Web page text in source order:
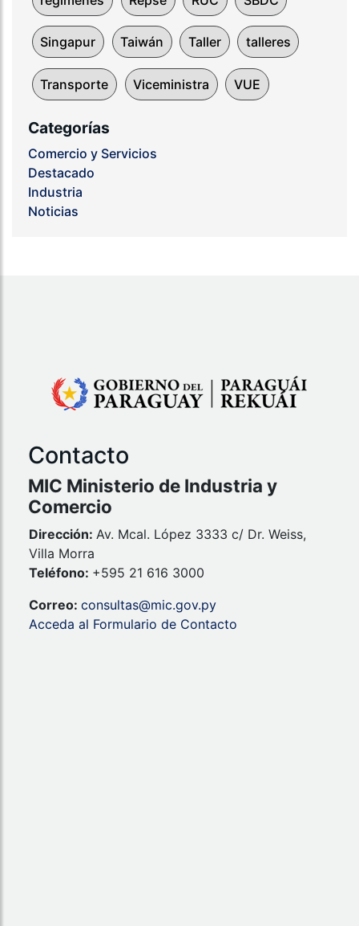
Singapur Taiwán Taller talleres
Transporte Viceministra VUE
Categorías
Comercio y Servicios
Destacado
Industria
Noticias
Contacto
MIC Ministerio de Industria y
Comercio
Dirección: Av. Mcal. López 3333 c/ Dr. Weiss,
Villa Morra
Teléfono: +595 21 616 3000
Correo: consultas@mic.gov.py
Acceda al Formulario de Contacto